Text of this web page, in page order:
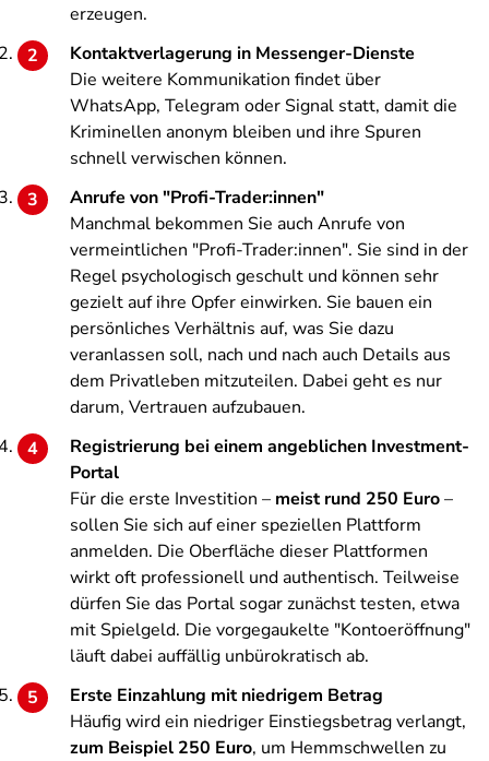
erzeugen.
Kontaktverlagerung in Messenger-Dienste
Die weitere Kommunikation findet über
WhatsApp, Telegram oder Signal statt, damit die
Kriminellen anonym bleiben und ihre Spuren
schnell verwischen können.
Anrufe von "Profi-Trader:innen"
Manchmal bekommen Sie auch Anrufe von
vermeintlichen "Profi-Trader:innen". Sie sind in der
Regel psychologisch geschult und können sehr
gezielt auf ihre Opfer einwirken. Sie bauen ein
persönliches Verhältnis auf, was Sie dazu
veranlassen soll, nach und nach auch Details aus
dem Privatleben mitzuteilen. Dabei geht es nur
darum, Vertrauen aufzubauen.
Registrierung bei einem angeblichen Investment-
Portal
Für die erste Investition – meist rund 250 Euro–
sollen Sie sich auf einer speziellen Plattform
anmelden. Die Oberfläche dieser Plattformen
wirkt oft professionell und authentisch. Teilweise
dürfen Sie das Portal sogar zunächst testen, etwa
mit Spielgeld. Die vorgegaukelte "Kontoeröffnung"
läuft dabei auffällig unbürokratisch ab.
Erste Einzahlung mit niedrigem Betrag
Häufig wird ein niedriger Einstiegsbetrag verlangt,
zum Beispiel 250 Euro, um Hemmschwellen zu